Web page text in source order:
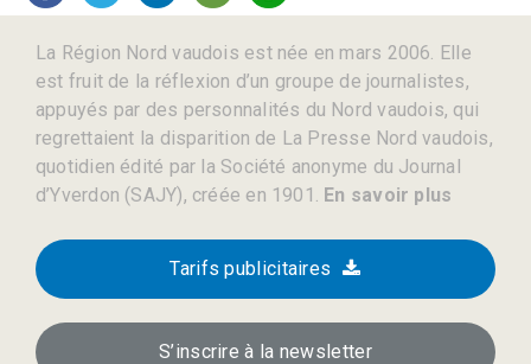
La Région Nord vaudois est née en mars 2006. Elle
est fruit de la réflexion d’un groupe de journalistes,
appuyés par des personnalités du Nord vaudois, qui
regrettaient la disparition de La Presse Nord vaudois,
quotidien édité par la Société anonyme du Journal
d’Yverdon (SAJY), créée en 1901. En savoir plus
Tarifs publicitaires
S’inscrire à la newsletter